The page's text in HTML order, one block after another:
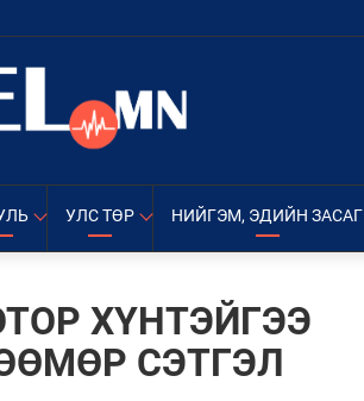
УЛС ТӨР НИЙГЭМ, ЭДИЙН ЗАСАГ
ХҮНТЭЙГЭЭ
СЭТГЭЛ